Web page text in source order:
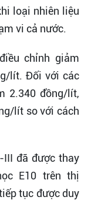
loại nhiên liệu
vi cả nước.
chỉnh giảm
lít. Đối với các
2.340 đồng/lít,
lít so với cách
III đã được thay
E10 trên thị
tục được duy